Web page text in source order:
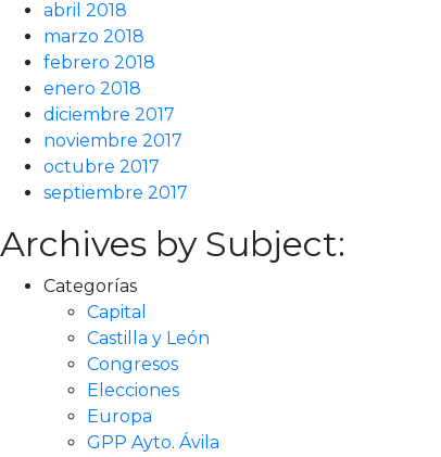
abril 2018
marzo 2018
febrero 2018
enero 2018
diciembre 2017
noviembre 2017
octubre 2017
septiembre 2017
Archives by Subject:
Categorías
Capital
Castilla y León
Congresos
Elecciones
Europa
GPP Ayto. Ávila